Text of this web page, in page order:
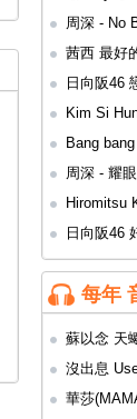
周深 - No
茜西 最好
插曲) (158)
日向阪46
(150)Kim Si
Bang
周深 - 耀
Hiromitsu
(115)日向阪46
A) (98)
每年
蘇以念 天
沒出息
華莎